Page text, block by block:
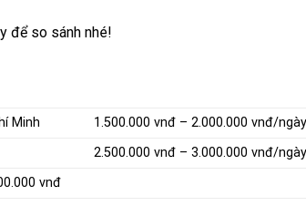
để so sánh nhé!
Minh
1.500.000 vnđ – 2.000.000 vnđ/
2.500.000 vnđ – 3.000.000 vnđ/
vnđ